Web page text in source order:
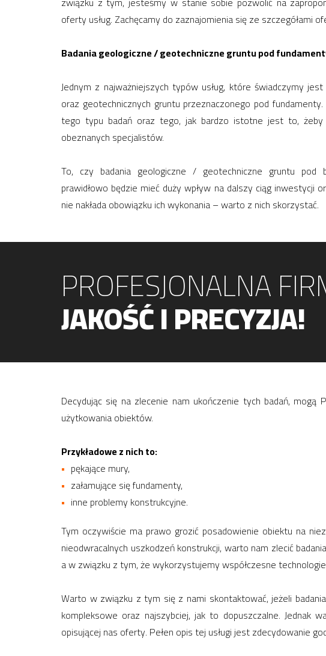
oferty usług. Zachęcamy do zaznajomienia się ze szczegółami
Badania geologiczne / geotechniczne gruntu pod
Jednym z najważniejszych typów usług, które świadczymy
oraz geotechnicznych gruntu przeznaczonego pod
tego typu badań oraz tego, jak bardzo istotne jest to, żeby
obeznanych specjalistów.
To, czy badania geologiczne / geotechniczne gruntu pod
prawidłowo będzie mieć duży wpływ na dalszy ciąg inwestycji
nie nakłada obowiązku ich wykonania – warto z nich skorzystać.
PROFESJONALNA
JAKOŚĆ I PRECYZJA!
Decydując się na zlecenie nam ukończenie tych badań,
użytkowania obiektów.
Przykładowe z nich to:
pękające mury,
załamujące się fundamenty,
inne problemy konstrukcyjne.
Tym oczywiście ma prawo grozić posadowienie obiektu na
nieodwracalnych uszkodzeń konstrukcji, warto nam zlecić
a w związku z tym, że wykorzystujemy współczesne
Warto w związku z tym się z nami skontaktować, jeżeli
kompleksowe oraz najszybciej, jak to dopuszczalne.
opisującej nas oferty. Pełen opis tej usługi jest zdecydowanie